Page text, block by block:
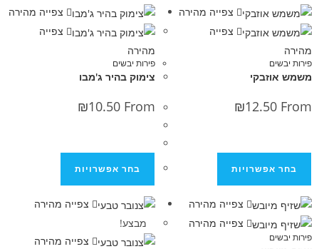
צפייה מהירה
צפייה
₪
צפייה מהירה
צפייה
פירות יבשים
צימוק בהיר ג'מבו
₪10.50
בחר אפשרויות
צפייה מהירה
צפייה מהירה
צפייה מהירה
מבצע!
צפייה מהירה